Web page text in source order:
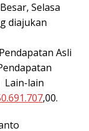
Selasa
diajukan
Asli
Lain-lain
,00.